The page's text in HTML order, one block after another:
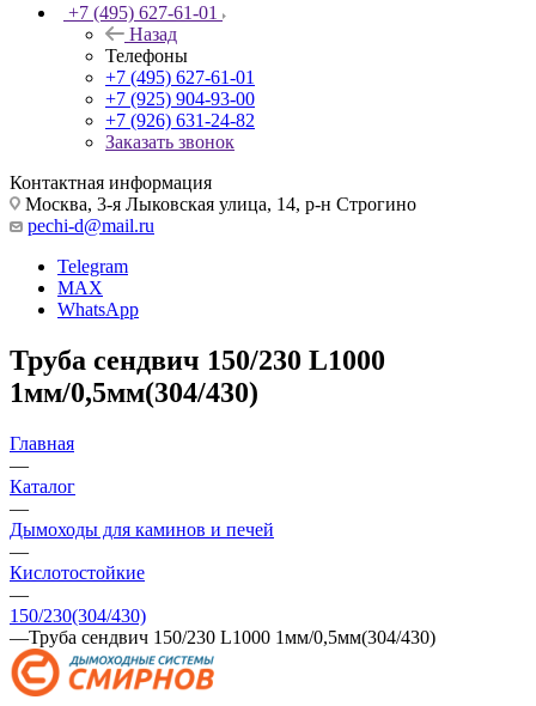
+7 (495) 627-61-01
Назад
Телефоны
+7 (495) 627-61-01
+7 (925) 904-93-00
+7 (926) 631-24-82
Заказать звонок
Контактная информация
Москва, 3-я Лыковская улица, 14, р-н Строгино
pechi-d@mail.ru
Telegram
MAX
WhatsApp
Труба сендвич 150/230 L1000
1мм/0,5мм(304/430)
Главная
—
Каталог
—
Дымоходы для каминов и печей
—
Кислотостойкие
—
150/230(304/430)
—Труба сендвич 150/230 L1000 1мм/0,5мм(304/430)